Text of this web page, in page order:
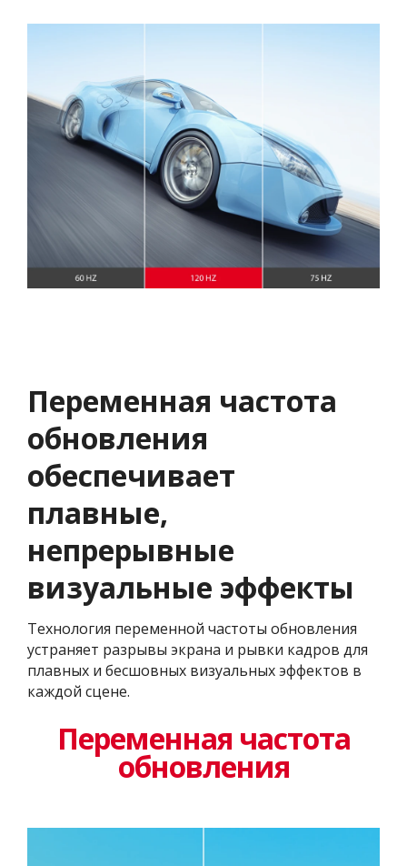
Переменная частота
обновления
обеспечивает
плавные,
непрерывные
визуальные эффекты
Технология переменной частоты обновления
устраняет разрывы экрана и рывки кадров для
плавных и бесшовных визуальных эффектов в
каждой сцене.
Переменная частота
обновления